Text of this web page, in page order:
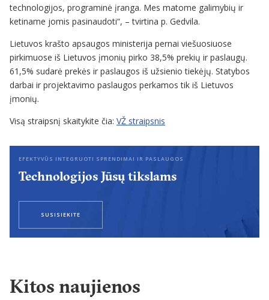
technologijos, programinė įranga. Mes matome galimybių ir
ketiname jomis pasinaudoti“, – tvirtina p. Gedvila.
Lietuvos krašto apsaugos ministerija pernai viešuosiuose
pirkimuose iš Lietuvos įmonių pirko 38,5% prekių ir paslaugų.
61,5% sudarė prekės ir paslaugos iš užsienio tiekėjų. Statybos
darbai ir projektavimo paslaugos perkamos tik iš Lietuvos
įmonių.
Visą straipsnį skaitykite čia: VŽ straipsnis
EFEKTYVŪS INTEGRUOTI SPRENDIMAI IR PASLAUGOS
Technologijos Jūsų tikslams
SUSISIEKITE
Kitos naujienos